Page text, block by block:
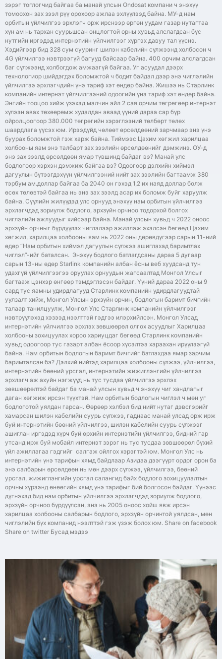
зэрэг тоглогчид байгаа ба манай улсын Ondosat компани ч энэхүү
томоохон зах зээл рүү орохоор ажлаа эхлүүлээд байна. МУ-д нам
орбитын үйлчилгээ эрхлэгч орж ирснээр өргөн уудам газар нутагтаа
хүн ам нь тархан суурьшсан онцлогтой орны хувьд алслагдсан бүс
нутгийн иргэдэд интернэтийн үйлчилгээг хүргэх давуу тал үүснэ.
Хэдийгээр бид 328 сум сууринг шилэн кабелийн сүлжээнд холбосон ч
4G үйлчилгээ нэвтрээгүй багууд байсаар байна. 400 орчим алслагдсан
баг сүлжээнд холбогдож амжаагүй байгаа. Уг асуудал дээрх
технологиор шийдэгдэх боломжтой ч бодит байдал дээр энэ чиглэлийн
үйлчилгээ эрхлэгчдийн үнэ тариф хэт өндөр байна. Жишээ нь Старлинк
компанийн интернэт үйлчилгээний одоогийн үнэ тариф хэт өндөр байна.
Энгийн тооцоо хийж үзэхэд малчин айл 2 сая орчим төгрөгөөр интернэт
хүлээн авах төхөөрөмж худалдан аваад үүний дараа сар бүр
ойролцоогоор 380.000 төгрөгийн хэрэглээний төлбөрт төлөх
шаардлага үүсэх юм. Ирээдүйд чөлөөт өрсөлдөөний зарчмаар энэ үнэ
буурах боломжтой гэж харж байна. Тиймээс Цахим хөгжил харилцаа
холбооны яам энэ талбарт зах зээлийн өрсөлдөөнийг дэмжинэ. ОУ-д
энэ зах зээлд өрсөлдөөн ямар түвшинд байдаг вэ? Манай улс
бодлогоор хэрхэн дэмжиж байгаа вэ? Одоогоор дэлхийн хиймэл
дагуулын бүтээгдэхүүн үйлчилгээний нийт зах зээлийн багтаамж 380
тэрбум ам.доллар байгаа ба 2040 он гэхэд 1,2 их наяд доллар болж
өсөх төлөвтэй байгаа нь энэ зах зээлд асар их боломж буйг харуулж
байна. Сүүлийн жилүүдэд улс орнууд энэхүү нам орбитын үйлчилгээ
эрхлэгчдэд зориулж бодлого, эрхзүйн орчноо тодорхой болгох
чиглэлийн ажлуудыг хийсээр байна. Манай улсын хувьд ч 2022 оноос
эрхзүйн орчныг бүрдүүлэх чиглэлээр ажиллаж эхэлсэн бөгөөд Цахим
хөгжил, харилцаа холбооны яам нь 2022 оны дөрөвдүгээр сарын 11-ний
өдөр “Нам орбитын хиймэл дагуулын сүлжээ ашиглахад баримтлах
чиглэл”-ийг баталсан. Энэхүү бодлого батлагдсаны дараа 5 дугаар
сарын 13-ны өдөр Starlink компанийн албан ёсны веб хуудсанд тун
удахгүй үйлчилгээгээ оруулах орнуудын жагсаалтад Монгол Улсыг
багтааж цэнхэр өнгөөр тэмдэглэсэн байдаг. Үүний дараа 2022 оны 9
сард тус яамны удирдлагууд Старлинк компанийн удирдлагуудтай
уулзалт хийж, Монгол Улсын эрхзүйн орчин, бодлогын баримт бичгийн
талаар танилцуулж, Монгол Улс Старлинк компанийн үйлчилгээг
нэвтрүүлэхэд хэзээд нээлттэй гэдгээ илэрхийлсэн. Монгол Улсад
интернэтийн үйлчилгээ эрхлэх зөвшөөрөл олгох асуудлыг Харилцаа
холбооны зохицуулах хороо хариуцдаг бөгөөд Старлинк компанийн
хувьд одоогоор тус газарт албан ёсоор хүсэлтээ хараахан ирүүлээгүй
байна. Нам орбитын бодлогын баримт бичгийг батлахдаа ямар зарчим
баримталсан бэ? Дэлхий нийтэд харилцаа холбооны сүлжээ, үйлчилгээ,
интернэтийн бөөний урсгал, интернэтийн жижиглэнгийн үйлчилгээ
эрхлэгч аж ахуйн нэгжүүд нь тус тусдаа үйлчилгээ эрхлэх
зөвшөөрөлтэй байдаг ба манай улсын хувьд ч энэхүү чиг хандлагыг
даган хөгжиж ирсэн түүхтэй. Нам орбитын бодлогын чиглэл ч мөн уг
бодлоготой уялдан гарсан. Өөрөөр хэлбэл бид нийт нутаг дэвсгэрийг
хамарсан шилэн кабелийн суурь сүлжээ, гаднаас манай улсад орж ирж
буй интернэтийн бөөний үйлчилгээ, шилэн кабелийн суурь сүлжээг
ашиглан иргэдэд хүрч буй өрхийн интернэтийн үйлчилгээ, бидний гар
утсанд ирж буй мобайл интернэт зэрэг нь тус тусдаа зөвшөөрөл бүхий
үйл ажиллагаа гэдгийг салгаж ойлгох хэрэгтэй юм. Монгол Улс нь
интернэтийн үнэ тарифын хямд байдлаар Азидаа дээгүүрт ордог орон ба
энэ салбарын өрсөлдөөн нь мөн дээрх сүлжээ, үйлчилгээ, бөөний
урсгал, жижиглэнгийн урсгал салангид байх бодлого зохицуулалтын
орчны хүрээнд өнөөгийн хямд үнэ тарифыг бий болгосон байдаг. Үүнээс
дүгнэхэд бид нам орбитын үйлчилгээ эрхлэгчдэд зориулж бодлого,
эрхзүйн орчноо бүрдүүлсэн, энэ нь 2005 оноос хойш явж ирсэн
харилцаа холбооны салбарын бодлого, эрхзүйн орчинтой уялдсан, мөн
чиглэлийн бүх компанид нээлттэй гэж үзэж болох юм. Share on facebook
Share on twitter Бусад мэдээ